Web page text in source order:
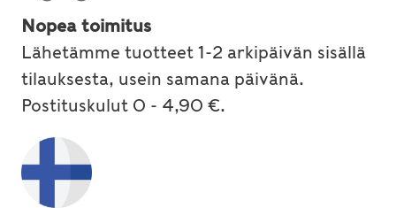
Nopea toimitus
Lähetämme tuotteet 1-2 arkipäivän sisällä
tilauksesta, usein samana päivänä.
Postituskulut 0 - 4,90 €.